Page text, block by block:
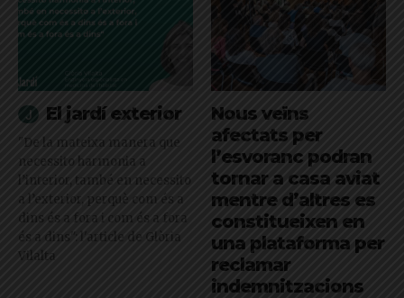
El jardí exterior
"De la mateixa manera que
necessito harmonia a
l’interior, també en necessito
a l’exterior, perquè com és a
dins és a fora i com és a fora
és a dins": l'article de Glòria
Vilalta
Nous veïns
afectats per
l’esvoranc podran
tornar a casa aviat
mentre d’altres es
constitueixen en
una plataforma per
reclamar
indemnitzacions